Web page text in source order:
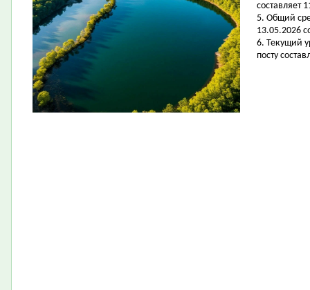
составляет
5. Общий
13.05.2026
6. Текущий
посту